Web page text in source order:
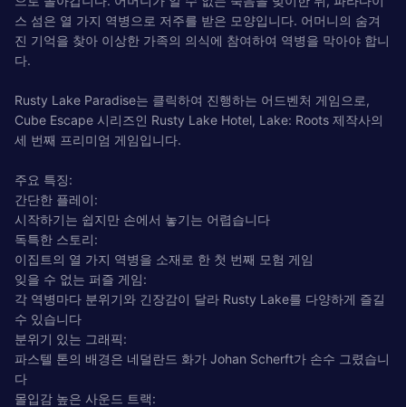
스 섬은 열 가지 역병으로 저주를 받은 모양입니다. 어머니의 숨겨
진 기억을 찾아 이상한 가족의 의식에 참여하여 역병을 막아야 합니
다.
Rusty Lake Paradise는 클릭하여 진행하는 어드벤처 게임으로,
Cube Escape 시리즈인 Rusty Lake Hotel, Lake: Roots 제작사의
세 번째 프리미엄 게임입니다.
주요 특징:
간단한 플레이:
시작하기는 쉽지만 손에서 놓기는 어렵습니다
독특한 스토리:
이집트의 열 가지 역병을 소재로 한 첫 번째 모험 게임
잊을 수 없는 퍼즐 게임:
각 역병마다 분위기와 긴장감이 달라 Rusty Lake를 다양하게 즐길
수 있습니다
분위기 있는 그래픽:
파스텔 톤의 배경은 네덜란드 화가 Johan Scherft가 손수 그렸습니
다
몰입감 높은 사운드 트랙: